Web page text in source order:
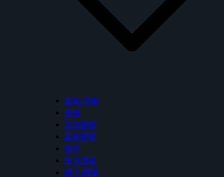
面盆/浴櫃
馬桶
沐浴龍頭
面盆龍頭
掛件
免治便座
鏡子/鏡櫃